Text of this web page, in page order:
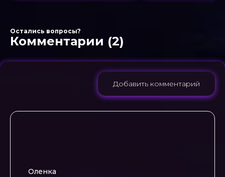
Остались вопросы?
Комментарии (2)
Добавить комментарий
Оленка